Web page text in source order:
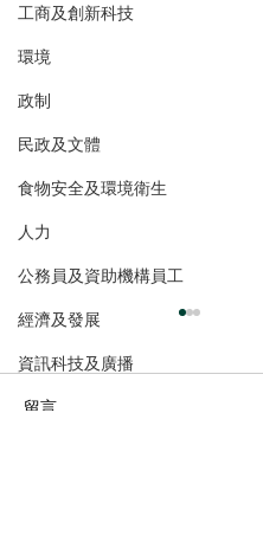
工商及創新科技
環境
政制
民政及文體
食物安全及環境衛生
人力
公務員及資助機構員工
經濟及發展
資訊科技及廣播
留言